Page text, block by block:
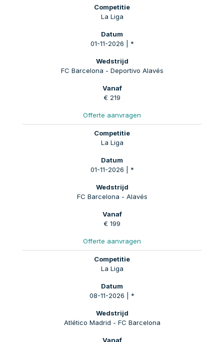
La Liga
01-11-2026 | *
FC Barcelona - Deportivo Alavés
€ 219
Offerte aanvragen
La Liga
01-11-2026 | *
FC Barcelona - Alavés
€ 199
Offerte aanvragen
La Liga
08-11-2026 | *
Atlético Madrid - FC Barcelona